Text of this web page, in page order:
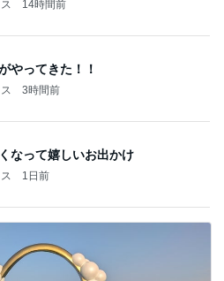
14時間前
やってきた！！
3時間前
なって嬉しいお出かけ
1日前